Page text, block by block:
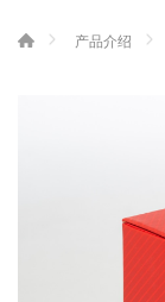
产品介绍